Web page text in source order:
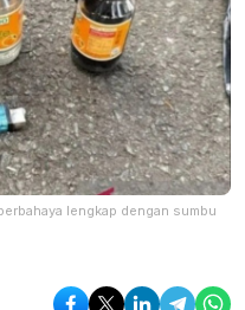
lengkap dengan sumbu